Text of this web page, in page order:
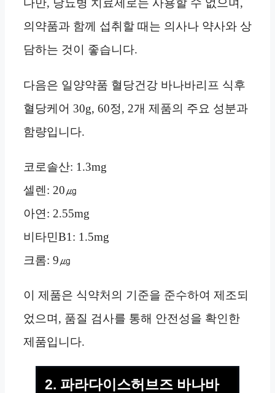
다만, 당뇨병 치료제로는 사용할 수 없으며,
의약품과 함께 섭취할 때는 의사나 약사와 상
담하는 것이 좋습니다.
다음은 일양약품 혈당건강 바나바리프 식후
혈당케어 30g, 60정, 2개 제품의 주요 성분과
함량입니다.
코로솔산: 1.3mg
셀렌: 20㎍
아연: 2.55mg
비타민B1: 1.5mg
크롬: 9㎍
이 제품은 식약처의 기준을 준수하여 제조되
었으며, 품질 검사를 통해 안전성을 확인한
제품입니다.
2. 파라다이스허브즈 바나바